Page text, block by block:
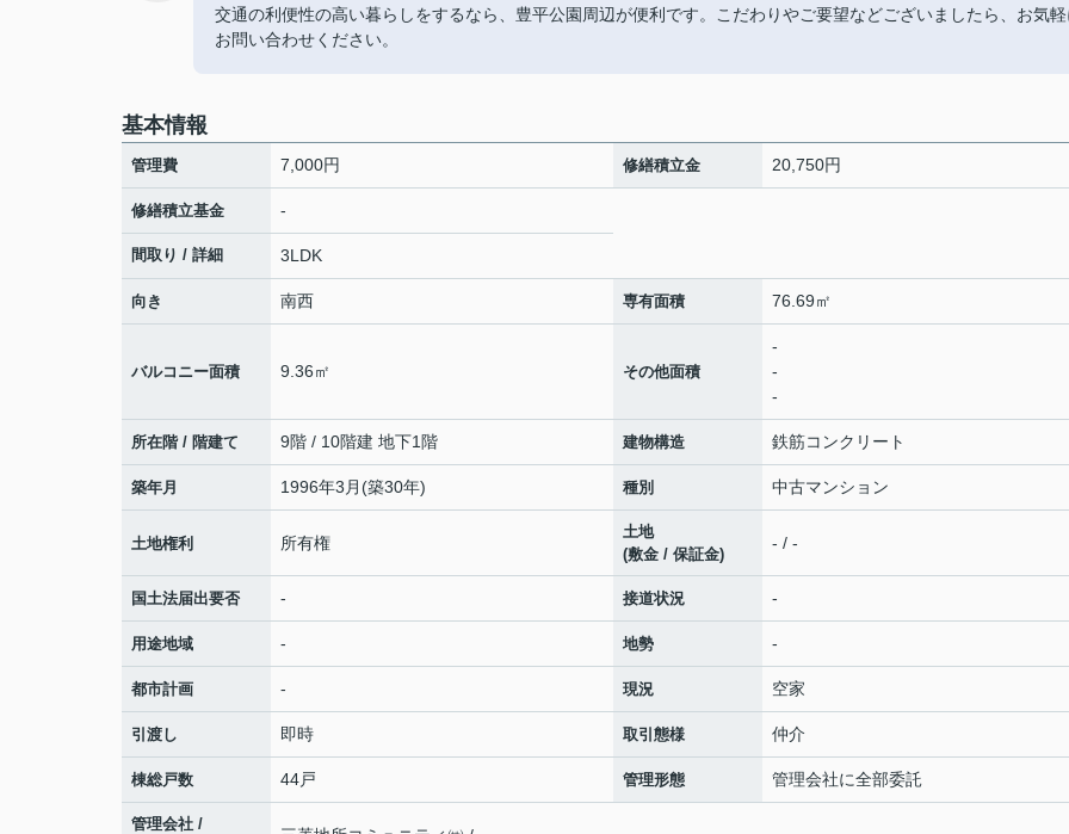
交通の利便性の高い暮らしをするなら、豊平公園周辺が便利です。こだわりやご要望などございましたら、お気軽
お問い合わせください。
基本情報
管理費 7,000円 修繕積立金 20,750円
修繕積立基金 -
間取り / 詳細 3LDK
向き 南西 専有面積 76.69㎡
バルコニー面積 9.36㎡ その他面積
-
-
-
所在階 / 階建て 9階 / 10階建 地下1階 建物構造 鉄筋コンクリート
築年月 1996年3月(築30年) 種別 中古マンション
土地権利 所有権
土地
(敷金 / 保証金)
- / -
国土法届出要否 - 接道状況 -
用途地域 - 地勢 -
都市計画 - 現況 空家
引渡し 即時 取引態様 仲介
棟総戸数 44戸 管理形態 管理会社に全部委託
管理会社 /